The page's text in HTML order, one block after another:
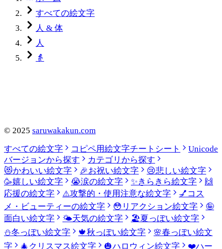
すべての絵文字
人 & 体
人
👵
© 2025 saruwakakun.com
すべての絵文字
コピペ用絵文字チートシート
Unicode
バージョンから探す
カテゴリから探す
😻かわいい絵文字 🎉お祝い絵文字 😢悲しい絵文字
🥳嬉しい絵文字 😭涙の絵文字 ✨きらきら絵文字
🙌
応援の絵文字
⚠️攻撃的・使用注意な絵文字 💅 コス
メ・ビューティーの絵文字
😳 リアクション絵文字
🤪
面白い絵文字
🌤️天気の絵文字 🏖️夏っぽい絵文字
⛄冬っぽい絵文字 🍁秋っぽい絵文字 🌸春っぽい絵文
字
🎄 クリスマス絵文字 🎃ハロウィン絵文字 ❤️ハー